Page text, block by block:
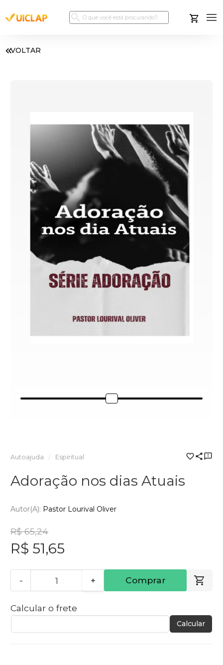
VOLTAR
Autoajuda Espiritual
Adoração nos dias Atuais
Autor(a): Pastor Lourival Oliver
R$ 65,24
R$ 51,65
- + Comprar
Calcular o frete
Calcular